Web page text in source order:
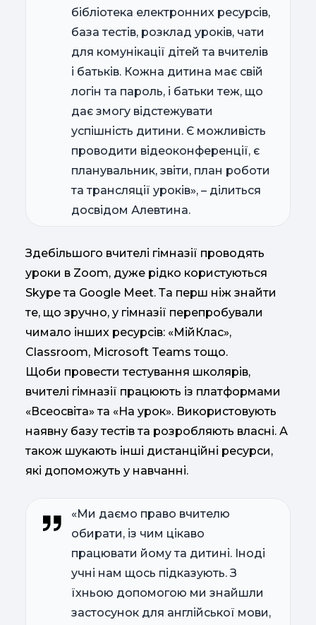
бібліотека електронних ресурсів,
база тестів, розклад уроків, чати
для комунікації дітей та вчителів
і батьків. Кожна дитина має свій
логін та пароль, і батьки теж, що
дає змогу відстежувати
успішність дитини. Є можливість
проводити відеоконференції, є
планувальник, звіти, план роботи
та трансляції уроків», – ділиться
досвідом Алевтина.
Здебільшого вчителі гімназії проводять
уроки в Zoom, дуже рідко користуються
Skype та Google Meet. Та перш ніж знайти
те, що зручно, у гімназії перепробували
чимало інших ресурсів: «МійКлас»,
Classroom, Microsoft Teams тощо.
Щоби провести тестування школярів,
вчителі гімназії працюють із платформами
«Всеосвіта» та «На урок». Використовують
наявну базу тестів та розробляють власні. А
також шукають інші дистанційні ресурси,
які допоможуть у навчанні.
«Ми даємо право вчителю
обирати, із чим цікаво
працювати йому та дитині. Іноді
учні нам щось підказують. З
їхньою допомогою ми знайшли
застосунок для англійської мови,